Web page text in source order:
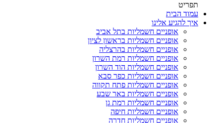
תפריט
עמוד הבית
איך להגיע אלינו
אופניים חשמליות בתל אביב
אופניים חשמליות בראשון לציון
אופניים חשמליות בהרצליה
אופניים חשמליות רמת השרון
אופניים חשמליות הוד השרון
אופניים חשמליות כפר סבא
אופניים חשמליות פתח תקווה
אופניים חשמליות באר שבע
אופניים חשמליות רמת גן
אופניים חשמליות חיפה
אופניים חשמליות חדרה